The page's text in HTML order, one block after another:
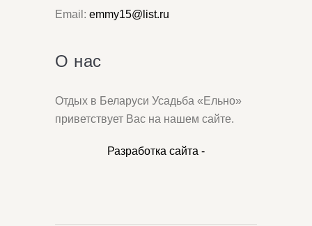
Email: emmy15@list.ru
О нас
Отдых в Беларуси Усадьба «Ельно»
приветствует Вас на нашем сайте.
Разработка сайта -